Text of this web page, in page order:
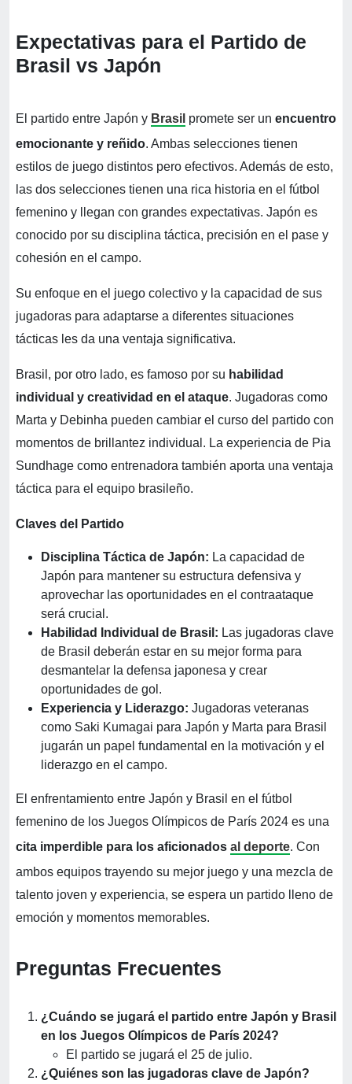
Expectativas para el Partido de
Brasil vs Japón
El partido entre Japón y Brasil promete ser un encuentro
emocionante y reñido. Ambas selecciones tienen
estilos de juego distintos pero efectivos. Además de esto,
las dos selecciones tienen una rica historia en el fútbol
femenino y llegan con grandes expectativas. Japón es
conocido por su disciplina táctica, precisión en el pase y
cohesión en el campo.
Su enfoque en el juego colectivo y la capacidad de sus
jugadoras para adaptarse a diferentes situaciones
tácticas les da una ventaja significativa.
Brasil, por otro lado, es famoso por su habilidad
individual y creatividad en el ataque. Jugadoras como
Marta y Debinha pueden cambiar el curso del partido con
momentos de brillantez individual. La experiencia de Pia
Sundhage como entrenadora también aporta una ventaja
táctica para el equipo brasileño.
Claves del Partido
Disciplina Táctica de Japón: La capacidad de
Japón para mantener su estructura defensiva y
aprovechar las oportunidades en el contraataque
será crucial.
Habilidad Individual de Brasil: Las jugadoras clave
de Brasil deberán estar en su mejor forma para
desmantelar la defensa japonesa y crear
oportunidades de gol.
Experiencia y Liderazgo: Jugadoras veteranas
como Saki Kumagai para Japón y Marta para Brasil
jugarán un papel fundamental en la motivación y el
liderazgo en el campo.
El enfrentamiento entre Japón y Brasil en el fútbol
femenino de los Juegos Olímpicos de París 2024 es una
cita imperdible para los aficionados al deporte. Con
ambos equipos trayendo su mejor juego y una mezcla de
talento joven y experiencia, se espera un partido lleno de
emoción y momentos memorables.
Preguntas Frecuentes
¿Cuándo se jugará el partido entre Japón y Brasil
en los Juegos Olímpicos de París 2024?
El partido se jugará el 25 de julio.
¿Quiénes son las jugadoras clave de Japón?